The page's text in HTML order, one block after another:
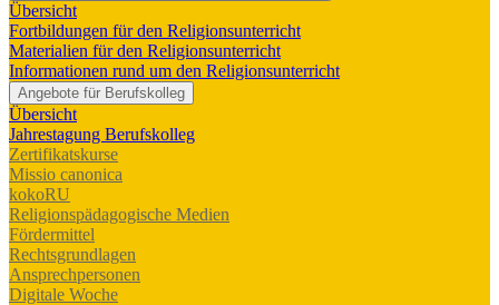
Übersicht
Fortbildungen für den Religionsunterricht
Materialien für den Religionsunterricht
Informationen rund um den Religionsunterricht
Angebote für Berufskolleg
Übersicht
Jahrestagung Berufskolleg
Zertifikatskurse
Missio canonica
kokoRU
Religionspädagogische Medien
Fördermittel
Rechtsgrundlagen
Ansprechpersonen
Digitale Woche